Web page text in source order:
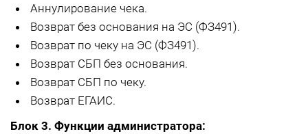
Аннулирование чека.
Возврат без основания на ЭС (ФЗ491).
Возврат по чеку на ЭС (ФЗ491).
Возврат СБП без основания.
Возврат СБП по чеку.
Возврат ЕГАИС.
Блок 3. Функции администратора: